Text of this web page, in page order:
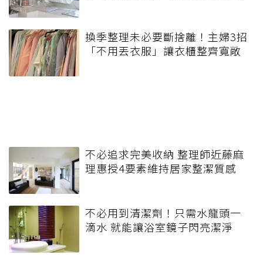
換季整理未必要斷捨離！主婦3招
「不用丟衣服」讓衣櫃整齊寬敞
不必追求完美收納 整理師近藤麻
理惠授4要素維持居家整潔質感
不必用到清潔劑！只需水龍頭一
滴水 就能讓浴室鏡子閃亮潔淨